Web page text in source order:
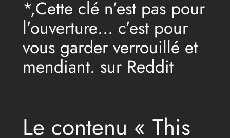
*,Cette clé n’est pas pour
l’ouverture… c’est pour
vous garder verrouillé et
mendiant. sur Reddit
Le contenu « This